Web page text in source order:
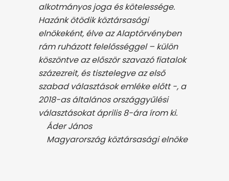
alkotmányos joga és kötelessége.
Hazánk ötödik köztársasági
elnökeként, élve az Alaptörvényben
rám ruházott felelősséggel – külön
köszöntve az először szavazó fiatalok
százezreit, és tisztelegve az első
szabad választások emléke előtt -, a
2018-as általános országgyűlési
választásokat április 8-ára írom ki.
Áder János
Magyarország köztársasági elnöke